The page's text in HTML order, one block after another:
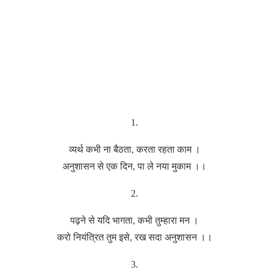
1.
व्यर्थ कभी ना बैठता, करता रहता काम ।
अनुशासन से एक दिन, पा ले नया मुकाम ।।
2.
पढ़ने से यदि भागता, कभी तुम्हारा मन ।
करो नियंत्रित तुम इसे, रख सदा अनुशासन ।।
3.